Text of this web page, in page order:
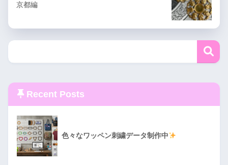
京都編
Recent Posts
色々なワッペン刺繍データ制作中